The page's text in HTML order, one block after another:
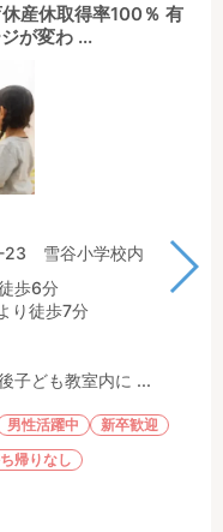
産休取得率100％ 有
が変わ ...
23 雪谷小学校内
歩6分
り徒歩7分
子ども教室内に ...
男性活躍中
新卒歓迎
帰りなし